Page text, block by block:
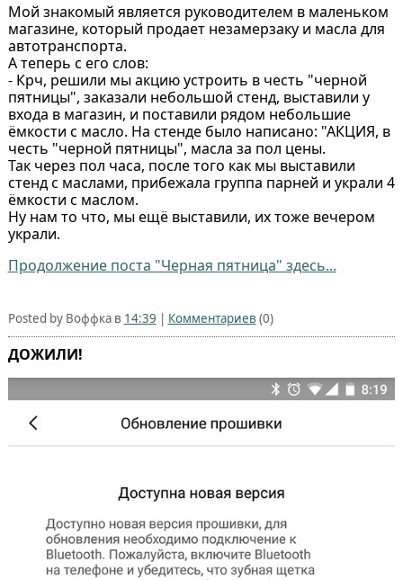
Мой знакомый является руководителем в маленьком
магазине, который продает незамерзаку и масла для
автотранспорта.
А теперь с его слов:
- Крч, решили мы акцию устроить в честь "черной
пятницы", заказали небольшой стенд, выставили у
входа в магазин, и поставили рядом небольшие
ёмкости с масло. На стенде было написано: "АКЦИЯ, в
честь "черной пятницы", масла за пол цены.
Так через пол часа, после того как мы выставили
стенд с маслами, прибежала группа парней и украли 4
ёмкости с маслом.
Ну нам то что, мы ещё выставили, их тоже вечером
украли.
Продолжение поста "Черная пятница" здесь...
Posted by Воффка в 14:39 | Комментариев (0)
ДОЖИЛИ!